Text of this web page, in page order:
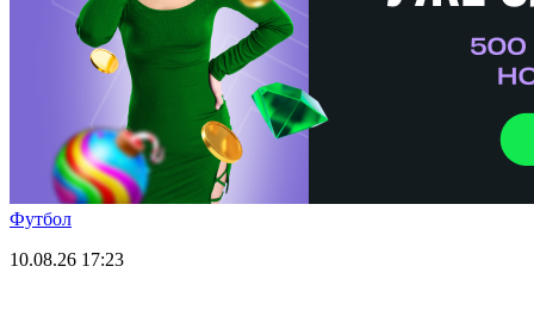
Футбол
10.08.26 17:23